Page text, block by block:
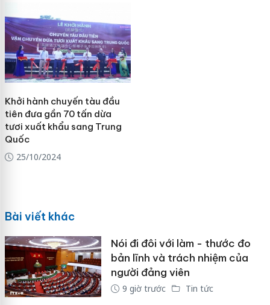
Khởi hành chuyến tàu đầu
tiên đưa gần 70 tấn dừa
tươi xuất khẩu sang Trung
Quốc
25/10/2024
Bài viết khác
Nói đi đôi với làm - thước đo
bản lĩnh và trách nhiệm của
người đảng viên
9 giờ trước Tin tức